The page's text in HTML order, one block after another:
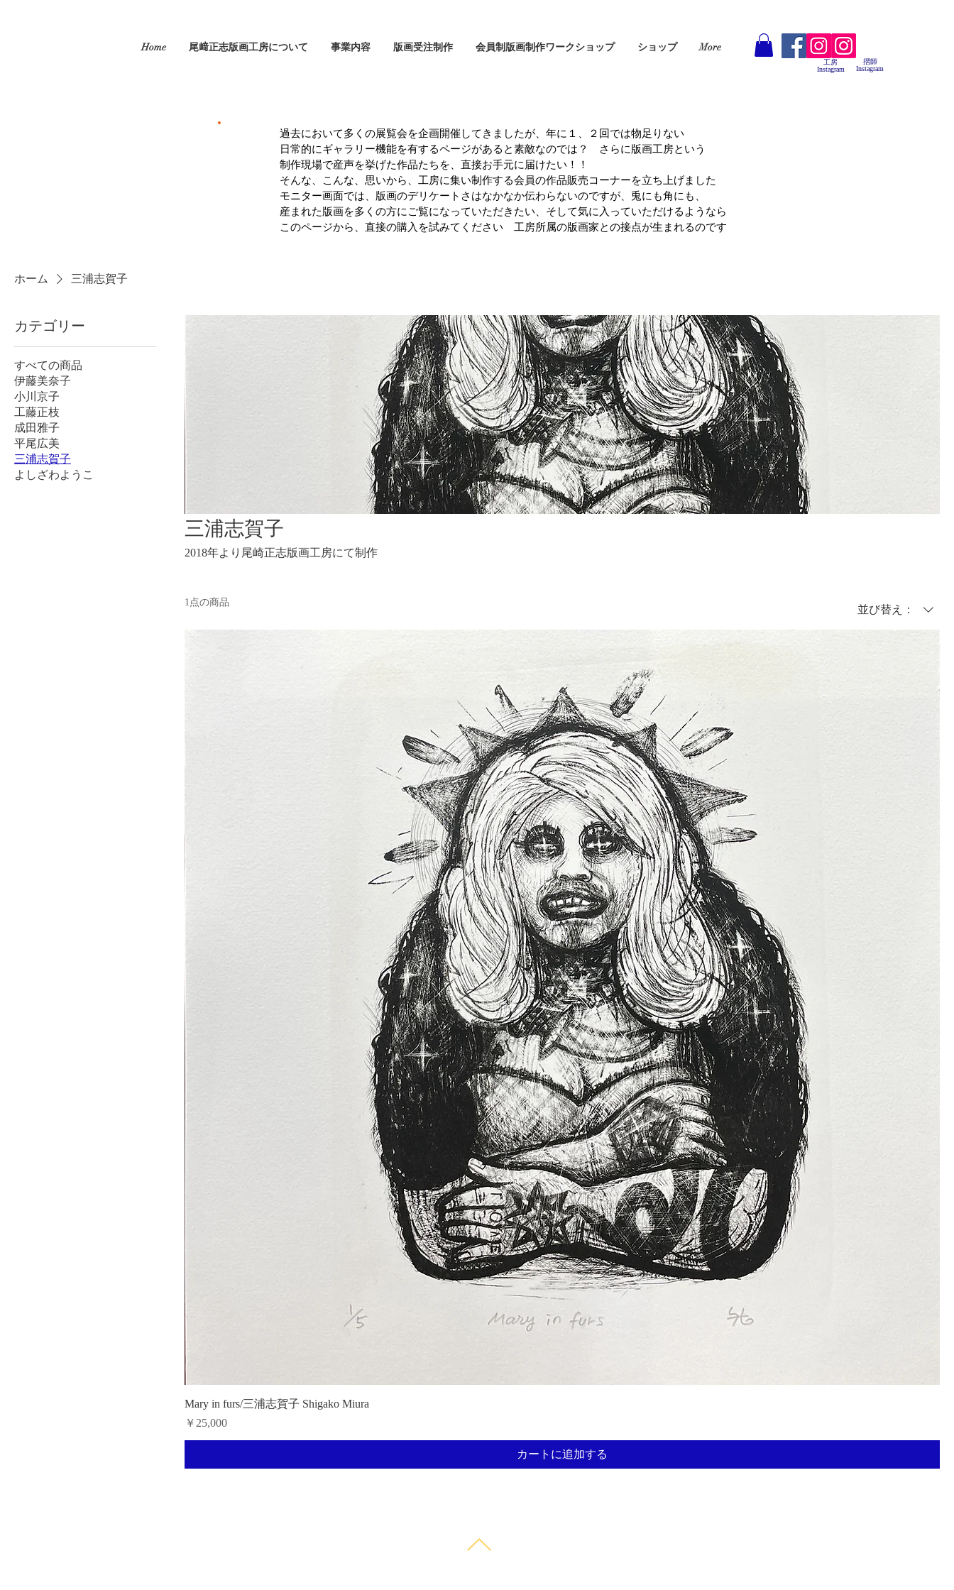
Home 尾﨑正志版画工房について 事業内容 版画受注制作 会員制版画制作ワークショップ ショップ More
工房
Instagram
摺師
Instagram
過去において多くの展覧会を企画開催してきましたが、年に１、２回では物足りない
日常的にギャラリー機能を有するページがあると素敵なのでは？ さらに版画工房という
制作現場で産声を挙げた作品たちを、直接お手元に届けたい！！
そんな、こんな、思いから、工房に集い制作する会員の作品販売コーナーを立ち上げました
モニター画面では、版画のデリケートさはなかなか伝わらないのですが、兎にも角にも、
産まれた版画を多くの方にご覧になっていただきたい、そして気に入っていただけるようなら
このページから、直接の購入を試みてください 工房所属の版画家との接点が生まれるのです
ホーム 三浦志賀子
カテゴリー
すべての商品
伊藤美奈子
小川京子
工藤正枝
成田雅子
平尾広美
三浦志賀子
よしざわようこ
三浦志賀子
2018年より尾崎正志版画工房にて制作
1点の商品
並び替え：
Mary in furs/三浦志賀子 Shigako Miura
価格
￥25,000
カートに追加する